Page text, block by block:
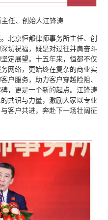
任、创始人江锋涛
北京恒都律师事务所主任、创
切祝福，既是对过往并肩奋斗
定展望。十五年来，恒都不仅
网络，更始终在复杂的商业实
户服务，助力客户穿越险阻、
，更是一个新的起点。江锋涛
共识与力量，激励大家以专业
客户共进，奔赴下一场壮阔征